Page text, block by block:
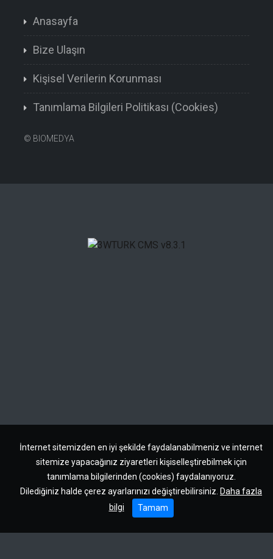
İnternet sitemizden en iyi şekilde faydalanabilmeniz ve internet
sitemize yapacağınız ziyaretleri kişiselleştirebilmek için
tanımlama bilgilerinden (cookies) faydalanıyoruz.
Dilediğiniz halde çerez ayarlarınızı değiştirebilirsiniz. Daha fazla
bilgi
Tamam
Anasayfa
Bize Ulaşın
Kişisel Verilerin Korunması
Tanımlama Bilgileri Politikası (Cookies)
© BIOMEDYA